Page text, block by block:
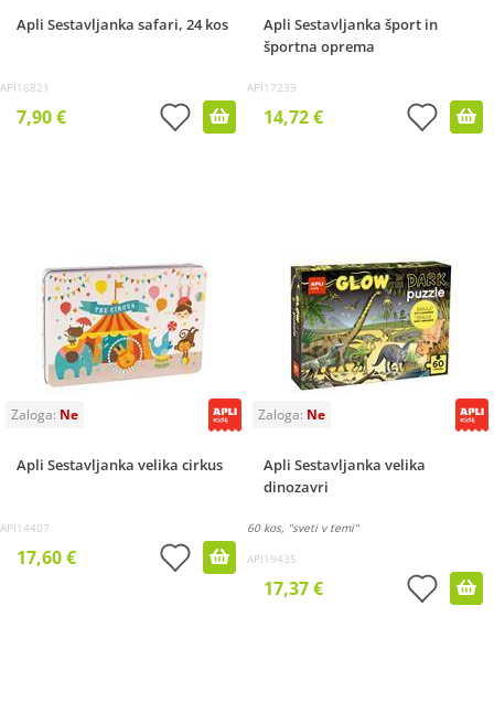
Apli Sestavljanka safari, 24 kos
API16821
7,90 €
Apli Sestavljanka šport in
športna oprema
API17239
14,72 €
Apli Sestavljanka velika cirkus
API14407
17,60 €
Apli Sestavljanka velika
dinozavri
60 kos, "sveti v temi"
API19435
17,37 €